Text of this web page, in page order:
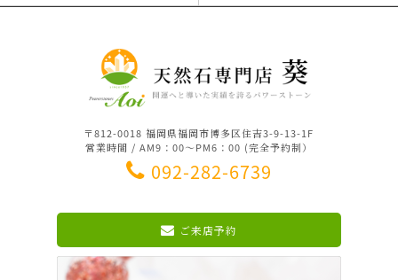
〒812-0018 福岡県福岡市博多区住吉3-9-13-1F
営業時間 / AM9：00～PM6：00 (完全予約制）
092-282-6739
ご来店予約